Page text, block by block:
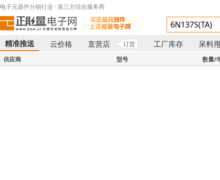
电子元器件分销行业 · 第三方综合服务商
精准推送 云价格 直营店 订货 工厂库存 呆料
供应商 型号 数量/
}